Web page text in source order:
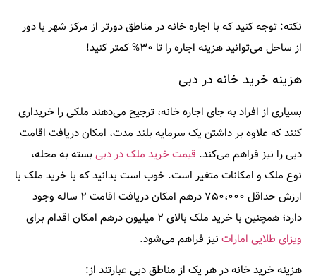
نکته: توجه کنید که با اجاره خانه در مناطق دورتر از مرکز شهر یا دور
از ساحل می‌توانید هزینه اجاره را تا ۳۰% کمتر کنید!
هزینه خرید خانه در دبی
بسیاری از افراد به جای اجاره خانه، ترجیح می‌دهند ملکی را خریداری
کنند که علاوه بر داشتن یک سرمایه بلند مدت، امکان دریافت اقامت
دبی را نیز فراهم می‌کند. قیمت خرید ملک در دبی بسته به محله،
نوع ملک و امکانات متغیر است. خوب است بدانید که با خرید ملک با
ارزش حداقل ۷۵۰،۰۰۰ درهم امکان دریافت اقامت ۲ ساله وجود
دارد؛ همچنین با خرید ملک بالای ۲ میلیون درهم امکان اقدام برای
ویزای طلایی امارات نیز فراهم می‌شود.
هزینه خرید خانه در هر یک از مناطق دبی عبارتند از: